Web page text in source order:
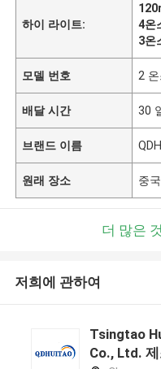
하이 라이트:
4온
3온
모델 번호 2
배달 시간 30
브랜드 이름
원래 장소 중국
더 많은
저희에 관하여
Tsingtao
Co., Ltd.